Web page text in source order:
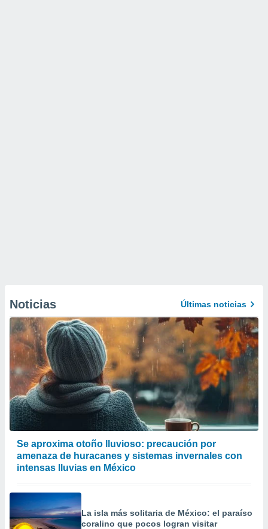
Noticias Últimas noticias
Se aproxima otoño lluvioso: precaución por
amenaza de huracanes y sistemas invernales con
intensas lluvias en México
La isla más solitaria de México: el paraíso
coralino que pocos logran visitar